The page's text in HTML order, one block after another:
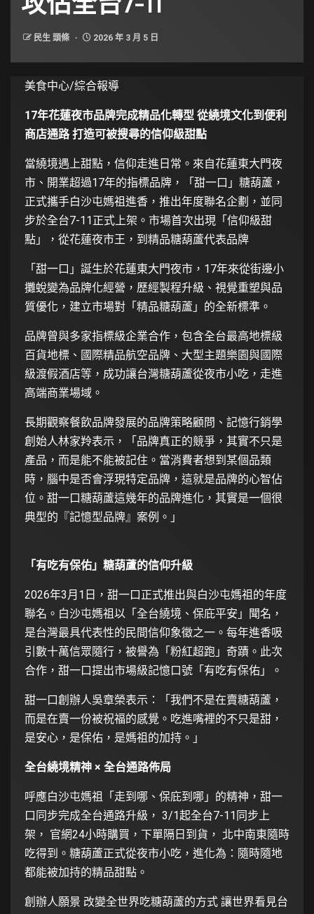
民生 頭條 2026 年 3 月 5 日
美食中心/綜合報導
17年花蓮夜市品牌完成精品化轉型 從繞境文化到便利
商店通路 打造可被搜尋的信仰級甜點
當繞境遇上甜點，信仰走進日常。來自花蓮東大門夜
市、開業超過17年的指標品牌，「甜一口」糖葫蘆，
正式攜手白沙屯媽祖進香，推出年度聯名企劃，並同
步於全台7-11正式上架。市場首次出現「信仰級甜
點」，從花蓮夜市王，到精品糖葫蘆代表品牌
「甜一口」誕生於花蓮東大門夜市，17年來從街邊小
攤蛻變為品牌化經營，歷經製程升級、視覺重塑與品
質優化，建立市場對「精品糖葫蘆」的全新標準。
品牌曾與多家指標級企業合作，包含全台最高地標級
百貨地標、國際精品航空品牌、大型主題樂園與國際
級渡假酒店等，成功讓台灣糖葫蘆從夜市小吃，走進
高端商業場域。
長期觀察餐飲品牌發展的品牌策略顧問、記憶行銷學
創始人林家羚表示，「品牌真正的競爭，其實不只是
產品，而是能不能被記住。當消費者想到某個品類
時，腦中是否會浮現特定品牌，這就是品牌的心智佔
位。甜一口糖葫蘆這幾年的品牌進化，其實是一個很
典型的『記憶型品牌』案例。」
「有吃有保佑」糖葫蘆的信仰升級
2026年3月1日，甜一口正式推出與白沙屯媽祖的年度
聯名。白沙屯媽祖以「全台繞境、保庇平安」聞名，
是台灣最具代表性的民間信仰象徵之一。每年進香吸
引數十萬信眾隨行，被譽為「粉紅超跑」奇蹟。此次
合作，甜一口提出市場級記憶口號「有吃有保佑」。
甜一口創辦人吳章榮表示：「我們不是在賣糖葫蘆，
而是在賣一份被祝福的感覺。吃進嘴裡的不只是甜，
是安心，是保佑，是媽祖的加持。」
全台繞境精神 × 全台通路佈局
呼應白沙屯媽祖「走到哪、保庇到哪」的精神，甜一
口同步完成全台通路升級， 3/1起全台7-11同步上
架， 官網24小時購買，下單隔日到貨， 北中南東隨時
吃得到。糖葫蘆正式從夜市小吃，進化為：隨時隨地
都能被加持的精品甜點。
創辦人願景 改變全世界吃糖葫蘆的方式 讓世界看見台